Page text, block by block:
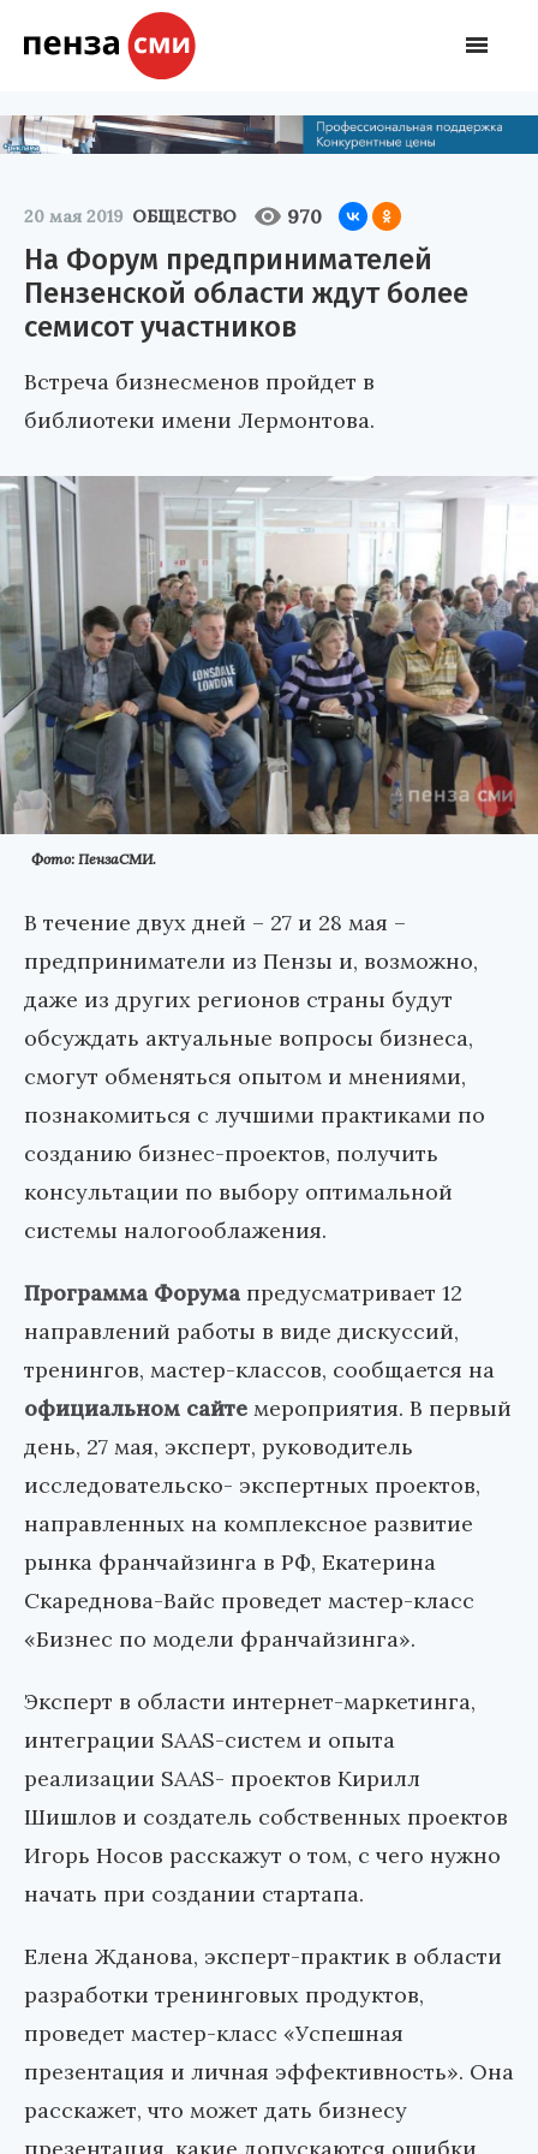
20 мая 2019 ОБЩЕСТВО 970
На Форум предпринимателей
Пензенской области ждут более
семисот участников
Встреча бизнесменов пройдет в
библиотеки имени Лермонтова.
Фото: ПензаСМИ.
В течение двух дней – 27 и 28 мая –
предприниматели из Пензы и, возможно,
даже из других регионов страны будут
обсуждать актуальные вопросы бизнеса,
смогут обменяться опытом и мнениями,
познакомиться с лучшими практиками по
созданию бизнес-проектов, получить
консультации по выбору оптимальной
системы налогооблажения.
Программа Форума предусматривает 12
направлений работы в виде дискуссий,
тренингов, мастер-классов, сообщается на
официальном сайте мероприятия. В первый
день, 27 мая, эксперт, руководитель
исследовательско- экспертных проектов,
направленных на комплексное развитие
рынка франчайзинга в РФ, Екатерина
Скареднова-Вайс проведет мастер-класс
«Бизнес по модели франчайзинга».
Эксперт в области интернет-маркетинга,
интеграции SAAS-систем и опыта
реализации SAAS- проектов Кирилл
Шишлов и создатель собственных проектов
Игорь Носов расскажут о том, с чего нужно
начать при создании стартапа.
Елена Жданова, эксперт-практик в области
разработки тренинговых продуктов,
проведет мастер-класс «Успешная
презентация и личная эффективность». Она
расскажет, что может дать бизнесу